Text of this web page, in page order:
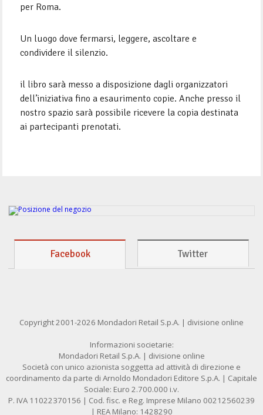
per Roma.
Un luogo dove fermarsi, leggere, ascoltare e
condividere il silenzio.
il libro sarà messo a disposizione dagli organizzatori
dell’iniziativa fino a esaurimento copie. Anche presso il
nostro spazio sarà possibile ricevere la copia destinata
ai partecipanti prenotati.
Facebook Twitter
Copyright 2001-2026 Mondadori Retail S.p.A. | divisione online
Informazioni societarie:
Mondadori Retail S.p.A. | divisione online
Società con unico azionista soggetta ad attività di direzione e
coordinamento da parte di Arnoldo Mondadori Editore S.p.A. | Capitale
Sociale: Euro 2.700.000 i.v.
P. IVA 11022370156 | Cod. fisc. e Reg. Imprese Milano 00212560239
| REA Milano: 1428290